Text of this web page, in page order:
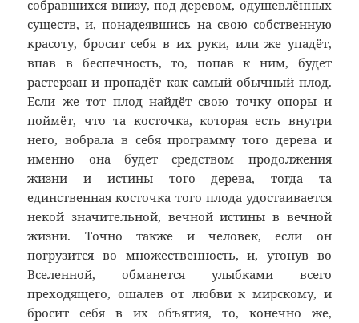
собравшихся внизу, под деревом, одушевлённых
существ, и, понадеявшись на свою собственную
красоту, бросит себя в их руки, или же упадёт,
впав в беспечность, то, попав к ним, будет
растерзан и пропадёт как самый обычный плод.
Если же тот плод найдёт свою точку опоры и
поймёт, что та косточка, которая есть внутри
него, вобрала в себя программу того дерева и
именно она будет средством продолжения
жизни и истины того дерева, тогда та
единственная косточка того плода удостаивается
некой значительной, вечной истины в вечной
жизни. Точно также и человек, если он
погрузится во множественность, и, утонув во
Вселенной, обманется улыбками всего
преходящего, ошалев от любви к мирскому, и
бросит себя в их объятия, то, конечно же,